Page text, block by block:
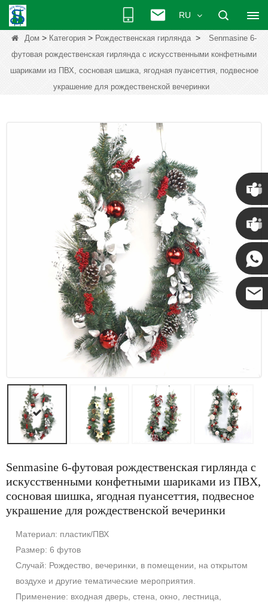
RU
Дом > Категория > Рождественская гирлянда >
Senmasine 6-
футовая рождественская гирлянда с искусственными конфетными
шариками из ПВХ, сосновая шишка, ягодная пуансеттия, подвесное
украшение для рождественской вечеринки
Senmasine 6-футовая рождественская гирлянда с
искусственными конфетными шариками из ПВХ,
сосновая шишка, ягодная пуансеттия, подвесное
украшение для рождественской вечеринки
Материал: пластик/ПВХ
Размер: 6 футов
Случай: Рождество, вечеринки, в помещении, на открытом
воздухе и другие тематические мероприятия.
Применение: входная дверь, стена, окно, лестница,
Крис
Кенни